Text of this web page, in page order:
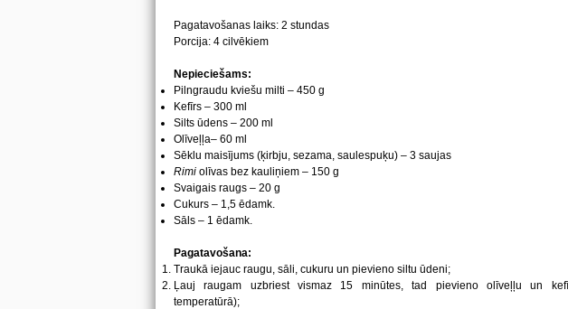
Pagatavošanas laiks: 2 stundas
Porcija: 4 cilvēkiem
Nepieciešams:
Pilngraudu kviešu milti – 450 g
Kefīrs – 300 ml
Silts ūdens – 200 ml
Olīveļļa– 60 ml
Sēklu maisījums (ķirbju, sezama, saulespuķu) – 3 saujas
Rimi olīvas bez kauliņiem – 150 g
Svaigais raugs – 20 g
Cukurs – 1,5 ēdamk.
Sāls – 1 ēdamk.
Pagatavošana:
Traukā iejauc raugu, sāli, cukuru un pievieno siltu ūdeni;
Ļauj raugam uzbriest vismaz 15 minūtes, tad pievieno olīveļļu un
temperatūrā);